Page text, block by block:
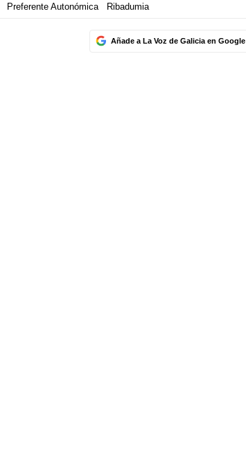
Preferente Autonómica Ribadumia
Añade a La Voz de Galicia en Google